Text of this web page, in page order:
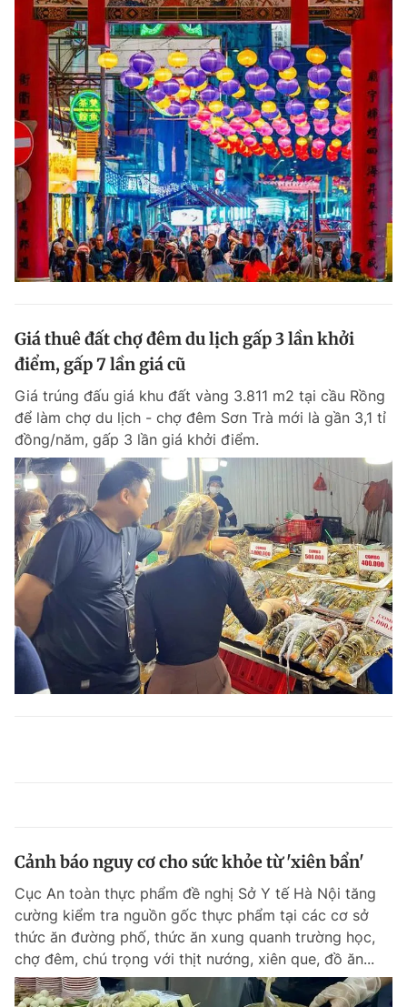
Giá thuê đất chợ đêm du lịch gấp 3 lần khởi
điểm, gấp 7 lần giá cũ
Giá trúng đấu giá khu đất vàng 3.811 m2 tại cầu Rồng
để làm chợ du lịch - chợ đêm Sơn Trà mới là gần 3,1 tỉ
đồng/năm, gấp 3 lần giá khởi điểm.
Cảnh báo nguy cơ cho sức khỏe từ 'xiên bẩn'
Cục An toàn thực phẩm đề nghị Sở Y tế Hà Nội tăng
cường kiểm tra nguồn gốc thực phẩm tại các cơ sở
thức ăn đường phố, thức ăn xung quanh trường học,
chợ đêm, chú trọng với thịt nướng, xiên que, đồ ăn...